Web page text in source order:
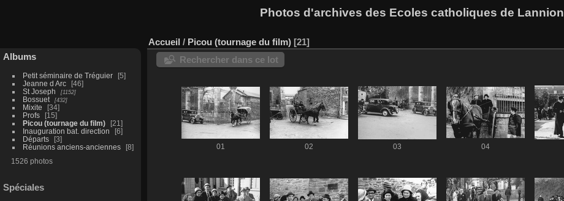
Photos d'archives des Ecoles catholiques de Lannion
Albums
Petit séminaire de Tréguier
5
Jeanne d Arc
46
St Joseph
1152
Bossuet 432
Mixite
34
Profs
15
Picou (tournage du film)
21
Inauguration bat. direction
6
Départs
3
Réunions anciens-anciennes
8
1526 photos
Spéciales
Accueil / Picou (tournage du film) 21
Rechercher dans ce lot
01 02 03 04